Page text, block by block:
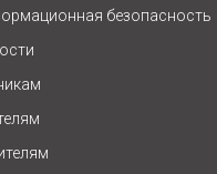
безопасность